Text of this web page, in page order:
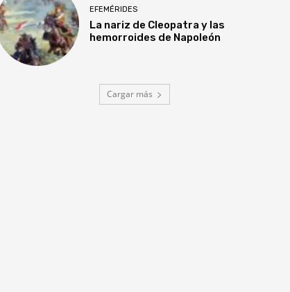
EFEMÉRIDES
La nariz de Cleopatra y las
hemorroides de Napoleón
Cargar más